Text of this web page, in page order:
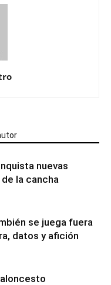
nuevas
la cancha
se juega fuera
datos y afición